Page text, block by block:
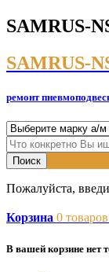
SAMRUS-
SAMRUS-
ремонт
Пожалуйста,
Корзина 0
В вашей корзине нет